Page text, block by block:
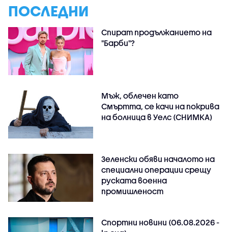
ПОСЛЕДНИ
Спират продължанието на
"Барби"?
Мъж, облечен като
Смъртта, се качи на покрива
на болница в Уелс (СНИМКА)
Зеленски обяви началото на
специални операции срещу
руската военна
промишленост
Спортни новини (06.08.2026 -